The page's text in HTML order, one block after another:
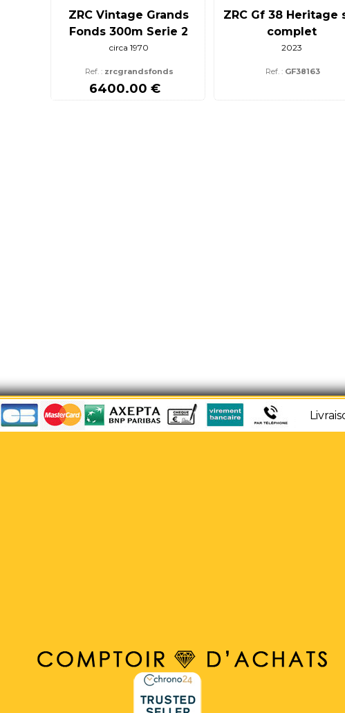
ZRC Vintage Grands
Fonds 300m Serie 2
circa 1970
Ref. : zrcgrandsfonds
6400.00 €
ZRC Gf 38 Heritage
complet
2023
Ref. : GF38163